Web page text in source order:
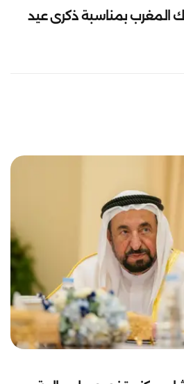
المغرب بمناسبة ذكرى عيد